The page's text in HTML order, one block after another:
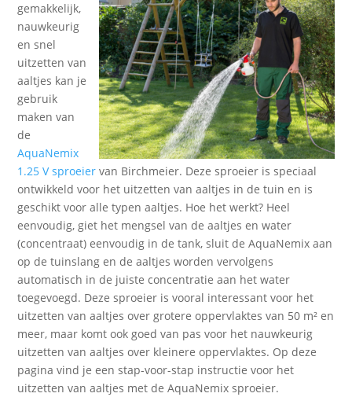
gemakkelijk,
nauwkeurig
en snel
uitzetten van
aaltjes kan je
gebruik
maken van
de
AquaNemix
1.25 V sproeier van Birchmeier. Deze sproeier is speciaal
ontwikkeld voor het uitzetten van aaltjes in de tuin en is
geschikt voor alle typen aaltjes. Hoe het werkt? Heel
eenvoudig, giet het mengsel van de aaltjes en water
(concentraat) eenvoudig in de tank, sluit de AquaNemix aan
op de tuinslang en de aaltjes worden vervolgens
automatisch in de juiste concentratie aan het water
toegevoegd. Deze sproeier is vooral interessant voor het
uitzetten van aaltjes over grotere oppervlaktes van 50 m² en
meer, maar komt ook goed van pas voor het nauwkeurig
uitzetten van aaltjes over kleinere oppervlaktes. Op deze
pagina vind je een stap-voor-stap instructie voor het
uitzetten van aaltjes met de AquaNemix sproeier.